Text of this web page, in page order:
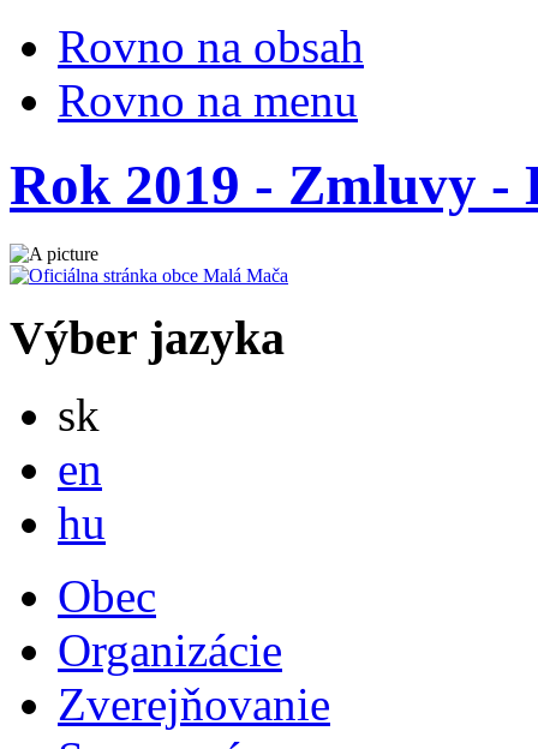
Rovno na obsah
Rovno na menu
Rok 2019 - Zmluvy -
Výber jazyka
sk
en
hu
Obec
Organizácie
Zverejňovanie